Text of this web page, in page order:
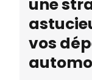
une
vos